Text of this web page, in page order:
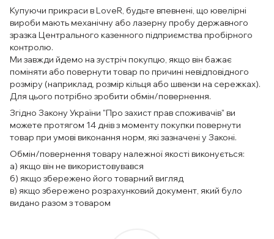
Купуючи прикраси в LoveR, будьте впевнені, що ювелірні
вироби мають механічну або лазерну пробу державного
зразка Центрального казенного підприємства пробірного
контролю.
Ми завжди йдемо на зустріч покупцю, якщо він бажає
поміняти або повернути товар по причині невідповідного
розміру (наприклад, розмір кільця або швензи на сережках).
Для цього потрібно зробити обмін/повернення.
Згідно Закону України "Про захист прав споживачів" ви
можете протягом 14 днів з моменту покупки повернути
товар при умові виконання норм, які зазначені у Законі.
Обмін/повернення товару належної якості виконується:
а) якщо він не використовувався
б) якщо збережено його товарний вигляд
в) якщо збережено розрахунковий документ, який було
видано разом з товаром